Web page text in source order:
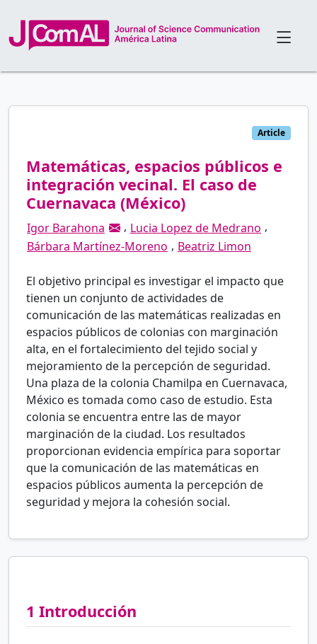
Article
Matemáticas, espacios públicos e
integración vecinal. El caso de
Cuernavaca (México)
Igor Barahona , Lucia Lopez de Medrano ,
Bárbara Martínez-Moreno , Beatriz Limon
El objetivo principal es investigar el impacto que
tienen un conjunto de actividades de
comunicación de las matemáticas realizadas en
espacios públicos de colonias con marginación
alta, en el fortalecimiento del tejido social y
mejoramiento de la percepción de seguridad.
Una plaza de la colonia Chamilpa en Cuernavaca,
México es tomada como caso de estudio. Esta
colonia se encuentra entre las de mayor
marginación de la ciudad. Los resultados
proporcionan evidencia empírica para soportar
que la comunicación de las matemáticas en
espacios públicos aumenta la percepción de
seguridad y mejora la cohesión social.
1 Introducción